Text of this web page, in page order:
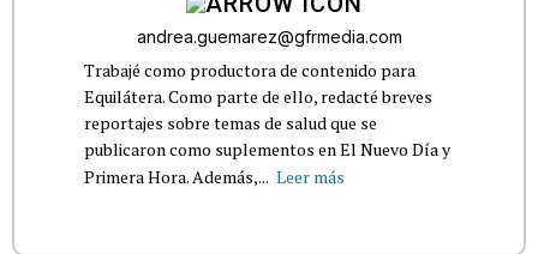
andrea.guemarez@gfrmedia.com
Trabajé como productora de contenido para
Equilátera. Como parte de ello, redacté breves
reportajes sobre temas de salud que se
publicaron como suplementos en El Nuevo Día y
Primera Hora. Además,... Leer más